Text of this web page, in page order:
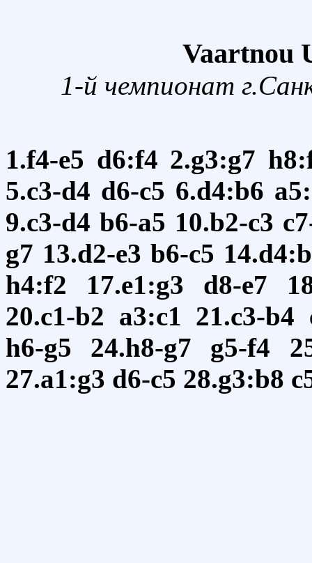
Vaartnou
1-й чемпионат
1.f4-e5 d6:f4 2.g3:g7
5.c3-d4 d6-c5 6.d4:b6
9.c3-d4 b6-a5 10.b2-c3
g7 13.d2-e3 b6-c5
h4:f2
17.e1:g3 d8-e7
20.c1-b2 a3:c1 21.c3-b4
h6-g5
24.h8-g7 g5-f4
27.a1:g3 d6-c5 28.g3:b8